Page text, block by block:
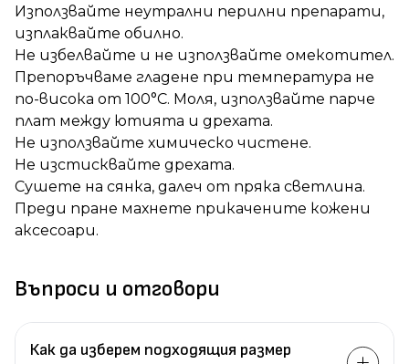
Използвайте неутрални перилни препарати,
изплаквайте обилно.
Не избелвайте и не използвайте омекотител.
Препоръчваме гладене при температура не
по-висока от 100°C. Моля, използвайте парче
плат между ютията и дрехата.
Не използвайте химическо чистене.
Не изстисквайте дрехата.
Сушете на сянка, далеч от пряка светлина.
Преди пране махнете прикачените кожени
аксесоари.
Въпроси и отговори
Как да изберем подходящия размер